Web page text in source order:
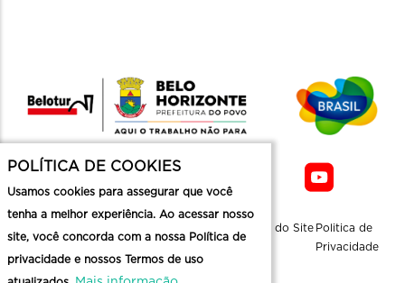
Mapa do Site Politica de
Privacidade
POLÍTICA DE COOKIES
Usamos cookies para assegurar que você
tenha a melhor experiência. Ao acessar nosso
site, você concorda com a nossa Política de
privacidade e nossos Termos de uso